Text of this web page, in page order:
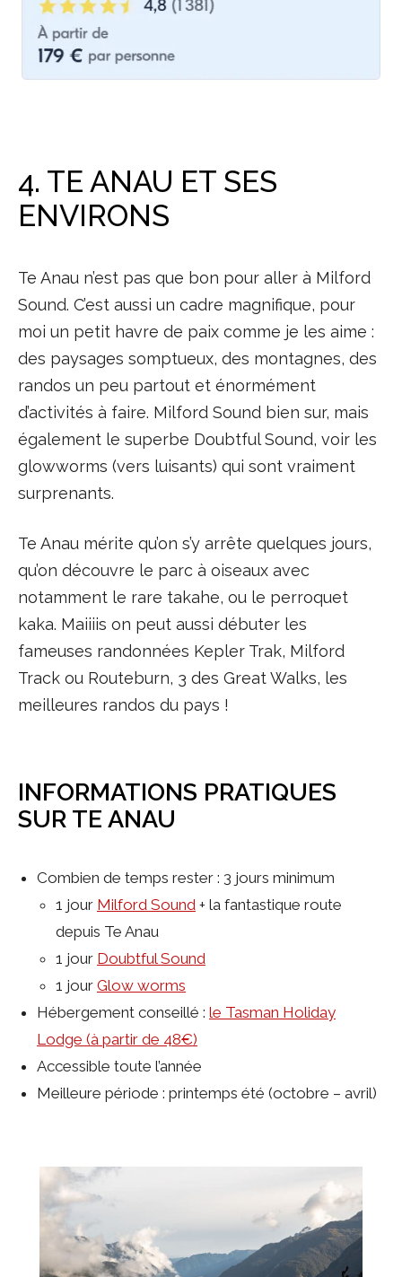
4. TE ANAU ET SES
ENVIRONS
Te Anau n’est pas que bon pour aller à Milford
Sound. C’est aussi un cadre magnifique, pour
moi un petit havre de paix comme je les aime :
des paysages somptueux, des montagnes, des
randos un peu partout et énormément
d’activités à faire. Milford Sound bien sur, mais
également le superbe Doubtful Sound, voir les
glowworms (vers luisants) qui sont vraiment
surprenants.
Te Anau mérite qu’on s’y arrête quelques jours,
qu’on découvre le parc à oiseaux avec
notamment le rare takahe, ou le perroquet
kaka. Maiiiis on peut aussi débuter les
fameuses randonnées Kepler Trak, Milford
Track ou Routeburn, 3 des Great Walks, les
meilleures randos du pays !
INFORMATIONS PRATIQUES
SUR TE ANAU
Combien de temps rester : 3 jours minimum
1 jour Milford Sound + la fantastique route
depuis Te Anau
1 jour Doubtful Sound
1 jour Glow worms
Hébergement conseillé : le Tasman Holiday
Lodge (à partir de 48€)
Accessible toute l’année
Meilleure période : printemps été (octobre – avril)